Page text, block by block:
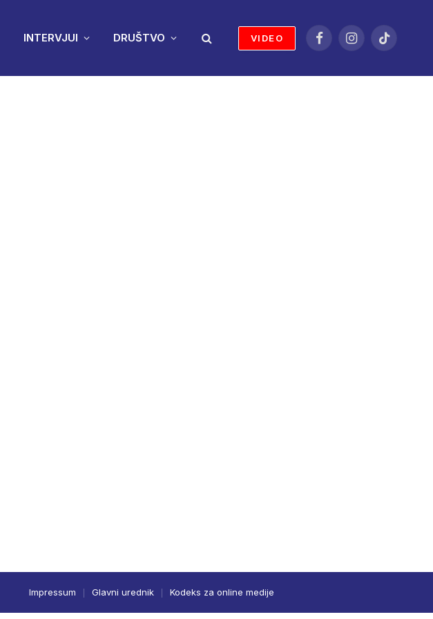
INTERVJUI DRUŠTVO VIDEO
FacebookInstagramTikTok
Impressum Glavni urednik Kodeks za online medije